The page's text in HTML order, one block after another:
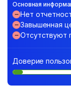
Основная
Нет
Завышенная
Отсутствуют
Доверие